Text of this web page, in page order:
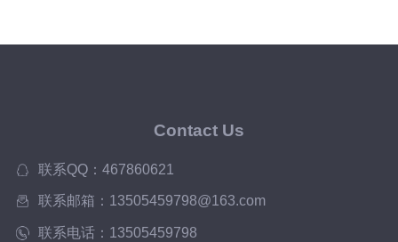
Contact Us
联系QQ：467860621
联系邮箱：13505459798@163.com
联系电话：13505459798